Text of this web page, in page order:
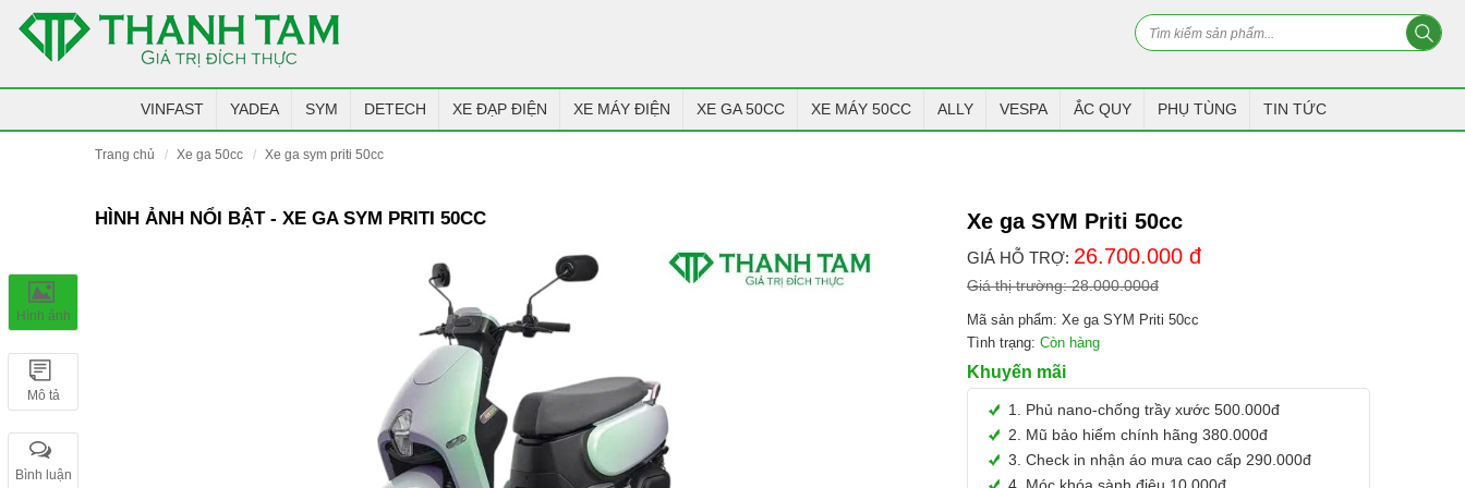
VINFAST YADEA SYM DETECH XE ĐẠP ĐIỆN XE MÁY ĐIỆN XE GA 50CC XE MÁY 50CC ALLY VESPA ẮC QUY PHỤ TÙNG TIN TỨC
Hình ảnh
Mô tả
Bình luận
trang chủ xe ga 50cc xe ga sym priti 50cc
HÌNH ẢNH NỔI BẬT - XE GA SYM PRITI 50CC Xe ga SYM Priti 50cc
GIÁ HỖ TRỢ: 26.700.000 đ
Giá thị trường:28.000.000đ
Mã sản phẩm: Xe ga SYM Priti 50cc
Tình trạng: Còn hàng
Khuyến mãi
1. Phủ nano-chống trầy xước 500.000đ
2. Mũ bảo hiểm chính hãng 380.000đ
3. Check in nhận áo mưa cao cấp 290.000đ